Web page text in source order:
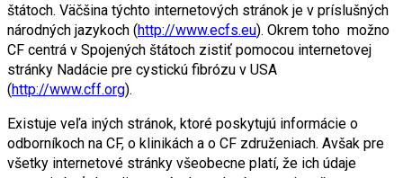
štátoch. Väčšina týchto internetových stránok je v príslušných
národných jazykoch (http://www.ecfs.eu). Okrem toho možno
CF centrá v Spojených štátoch zistiť pomocou internetovej
stránky Nadácie pre cystickú fibrózu v USA
(http://www.cff.org).
Existuje veľa iných stránok, ktoré poskytujú informácie o
odborníkoch na CF, o klinikách a o CF združeniach. Avšak pre
všetky internetové stránky všeobecne platí, že ich údaje